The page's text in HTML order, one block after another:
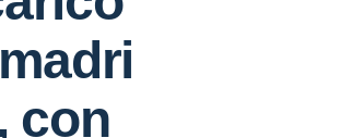
con